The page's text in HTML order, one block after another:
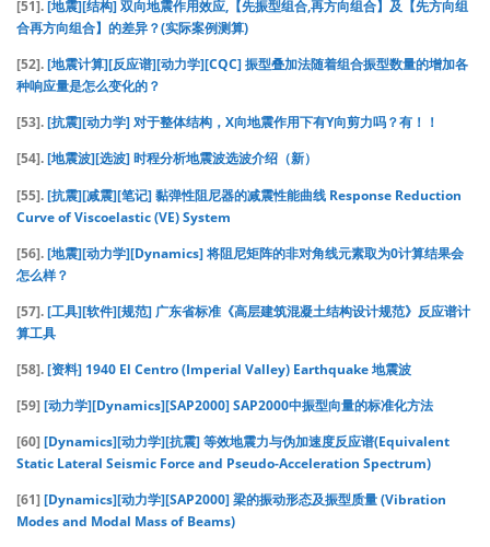
[51].[地震][结构] 双向地震作用效应,【先振型组合,再方向组合】及【先方向组
合再方向组合】的差异？(实际案例测算)
[52].[地震计算][反应谱][动力学][CQC] 振型叠加法随着组合振型数量的增加各
种响应量是怎么变化的？
[53].[抗震][动力学] 对于整体结构，X向地震作用下有Y向剪力吗？有！！
[54].[地震波][选波] 时程分析地震波选波介绍（新）
[55].[抗震][减震][笔记] 黏弹性阻尼器的减震性能曲线 Response Reduction
Curve of Viscoelastic (VE) System
[56].[地震][动力学][Dynamics] 将阻尼矩阵的非对角线元素取为0计算结果会
怎么样？
[57].[工具][软件][规范] 广东省标准《高层建筑混凝土结构设计规范》反应谱计
算工具
[58].[资料] 1940 El Centro (Imperial Valley) Earthquake 地震波
[59] [动力学][Dynamics][SAP2000] SAP2000中振型向量的标准化方法
[60] [Dynamics][动力学][抗震] 等效地震力与伪加速度反应谱(Equivalent
Static Lateral Seismic Force and Pseudo-Acceleration Spectrum)
[61] [Dynamics][动力学][SAP2000] 梁的振动形态及振型质量 (Vibration
Modes and Modal Mass of Beams)